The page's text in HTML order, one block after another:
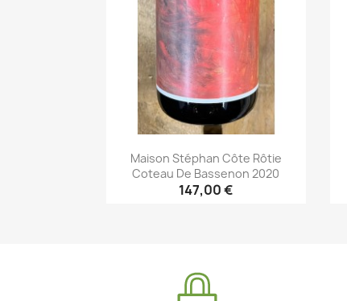
Maison Stéphan Côte Rôtie
Coteau De Bassenon 2020
147,00 €